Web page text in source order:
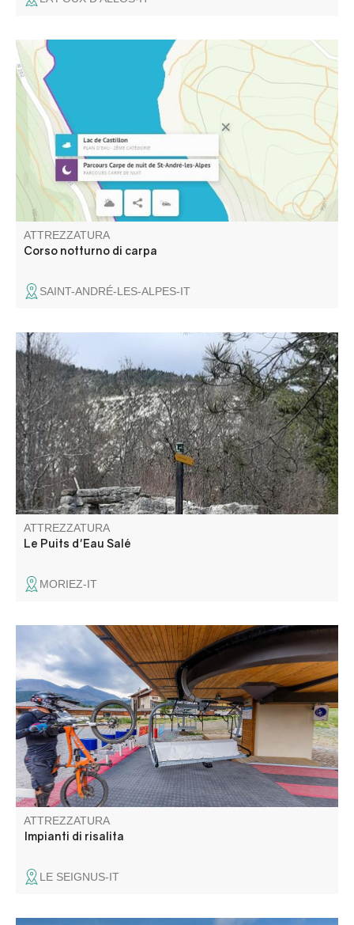
La pesca notturna è autorizzata solo nei fine settimana.
Nessuna carpa catturata dai pescatori può essere tenuta
in cattività o trasportata durante la notte.
ATTREZZATURA
Corso notturno di carpa
SAINT-ANDRÉ-LES-ALPES-IT
Una passeggiata in famiglia fino al più antico sito di
produzione di sale conosciuto in Europa, la sorgente di
acqua salata di Moriez, sviluppatasi per la prima volta nel
Neolitico, intorno al 5700 a.C..
ATTREZZATURA
Le Puits d'Eau Salé
MORIEZ-IT
Sia in inverno che in estate gli impianti di risalita ti portano
in vetta
ATTREZZATURA
Impianti di risalita
LE SEIGNUS-IT